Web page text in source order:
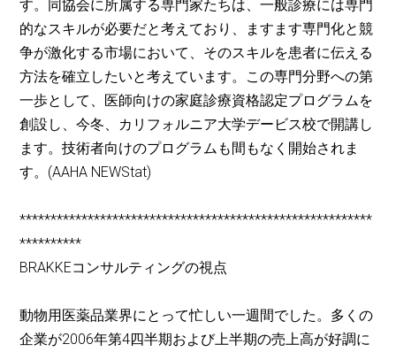
す。同協会に所属する専門家たちは、一般診療には専門
的なスキルが必要だと考えており、ますます専門化と競
争が激化する市場において、そのスキルを患者に伝える
方法を確立したいと考えています。この専門分野への第
一歩として、医師向けの家庭診療資格認定プログラムを
創設し、今冬、カリフォルニア大学デービス校で開講し
ます。技術者向けのプログラムも間もなく開始されま
す。(AAHA NEWStat)
*********************************************************
**********
BRAKKEコンサルティングの視点
動物用医薬品業界にとって忙しい一週間でした。多くの
企業が2006年第4四半期および上半期の売上高が好調に